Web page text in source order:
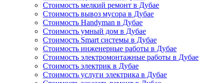
Стоимость мелкий ремонт в Дубае
Стоимость вывоз мусора в Дубае
Стоимость Handyman в Дубае
Стоимость умный дом в Дубае
Стоимость Smart системы в Дубае
Стоимость инженерные работы в Дубае
Стоимость электромонтажные работы в Дубае
Стоимость электрик в Дубае
Стоимость услуги электрика в Дубае